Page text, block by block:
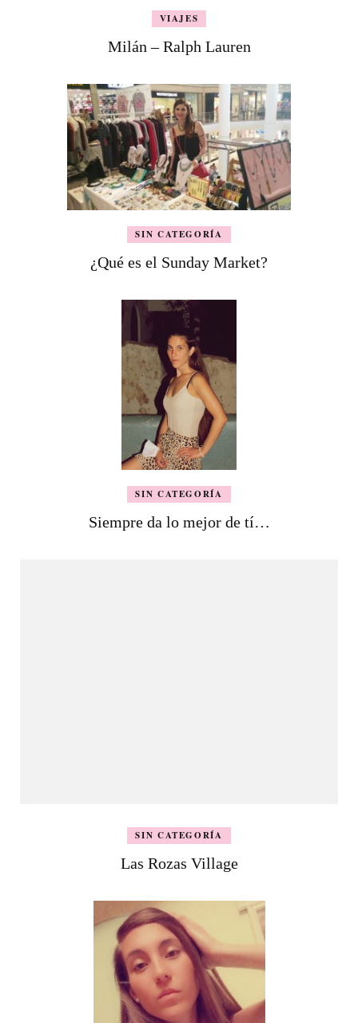
VIAJES
Milán – Ralph Lauren
SIN CATEGORÍA
¿Qué es el Sunday Market?
SIN CATEGORÍA
Siempre da lo mejor de tí…
SIN CATEGORÍA
Las Rozas Village